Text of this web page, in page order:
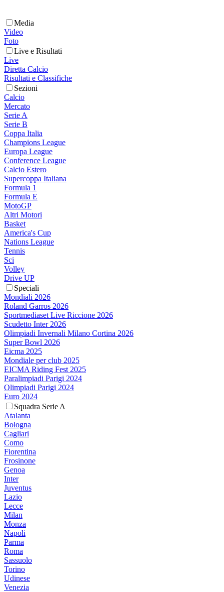
Media
Video
Foto
Live e Risultati
Live
Diretta Calcio
Risultati e Classifiche
Sezioni
Calcio
Mercato
Serie A
Serie B
Coppa Italia
Champions League
Europa League
Conference League
Calcio Estero
Supercoppa Italiana
Formula 1
Formula E
MotoGP
Altri Motori
Basket
America's Cup
Nations League
Tennis
Sci
Volley
Drive UP
Speciali
Mondiali 2026
Roland Garros 2026
Sportmediaset Live Riccione 2026
Scudetto Inter 2026
Olimpiadi Invernali Milano Cortina 2026
Super Bowl 2026
Eicma 2025
Mondiale per club 2025
EICMA Riding Fest 2025
Paralimpiadi Parigi 2024
Olimpiadi Parigi 2024
Euro 2024
Squadra Serie A
Atalanta
Bologna
Cagliari
Como
Fiorentina
Frosinone
Genoa
Inter
Juventus
Lazio
Lecce
Milan
Monza
Napoli
Parma
Roma
Sassuolo
Torino
Udinese
Venezia